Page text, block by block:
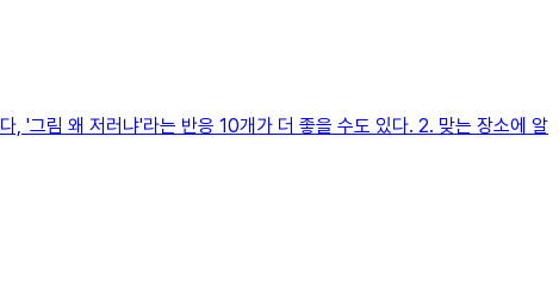
, '그림 왜 저러냐'라는 반응 10개가 더 좋을 수도 있다. 2. 맞는 장소에 알